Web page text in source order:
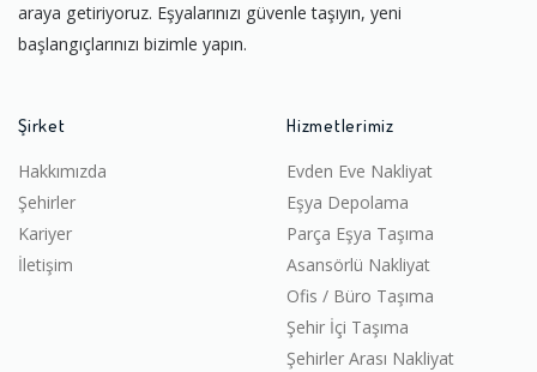
araya getiriyoruz. Eşyalarınızı güvenle taşıyın, yeni
başlangıçlarınızı bizimle yapın.
Şirket
Hakkımızda
Şehirler
Kariyer
İletişim
Hizmetlerimiz
Evden Eve Nakliyat
Eşya Depolama
Parça Eşya Taşıma
Asansörlü Nakliyat
Ofis / Büro Taşıma
Şehir İçi Taşıma
Şehirler Arası Nakliyat